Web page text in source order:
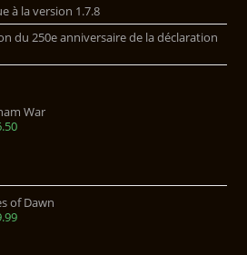
à la version 1.7.8
du 250e anniversaire de la déclaration
War
of Dawn